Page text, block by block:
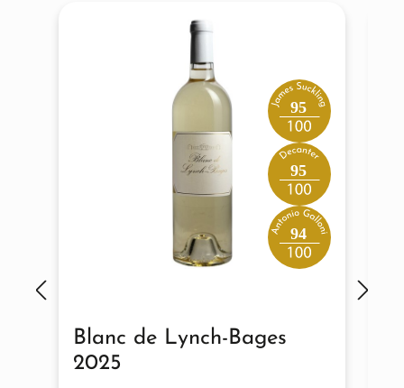
95
95
94
Blanc de Lynch-Bages
2025